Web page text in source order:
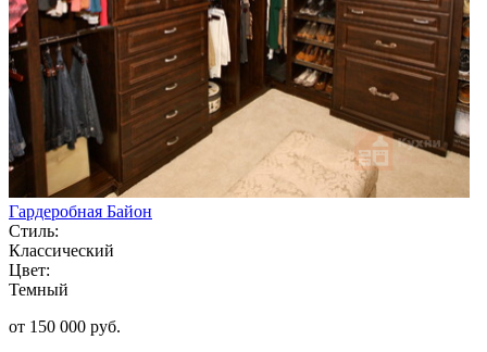
Гардеробная Байон
Стиль:
Классический
Цвет:
Темный
от 150 000 руб.